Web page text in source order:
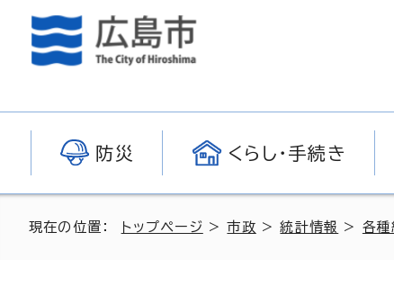
防災 くらし・手続き
現在の位置： トップページ >市政 >統計情報 > 各種